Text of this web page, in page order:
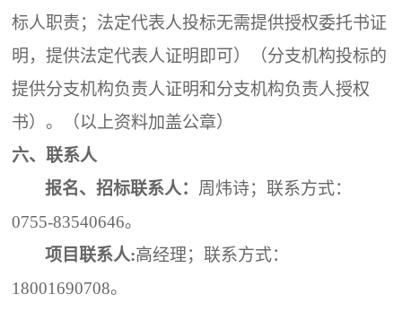
标人职责；法定代表人投标无需提供授权委托书证
明，提供法定代表人证明即可）（分支机构投标的
提供分支机构负责人证明和分支机构负责人授权
书）。（以上资料加盖公章）
六、联系人
报名、招标联系人： 周炜诗； 联系方式：
0755-83540646。
项目联系人:高经理； 联系方式：
18001690708。